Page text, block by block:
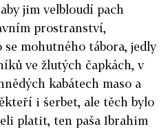
jim velbloudí pach
prostranství,
mohutného tábora, jedly
ve žlutých čapkách, v
kabátech maso a
i šerbet, ale těch bylo
platit, ten paša Ibrahim